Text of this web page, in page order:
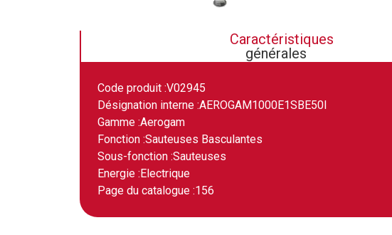
Caractéristiques
générales
Code produit :V02945
Désignation interne :AEROGAM1000E1SBE50I
Gamme :Aerogam
Fonction :Sauteuses Basculantes
Sous-fonction :Sauteuses
Energie : Electrique
Page du catalogue :156